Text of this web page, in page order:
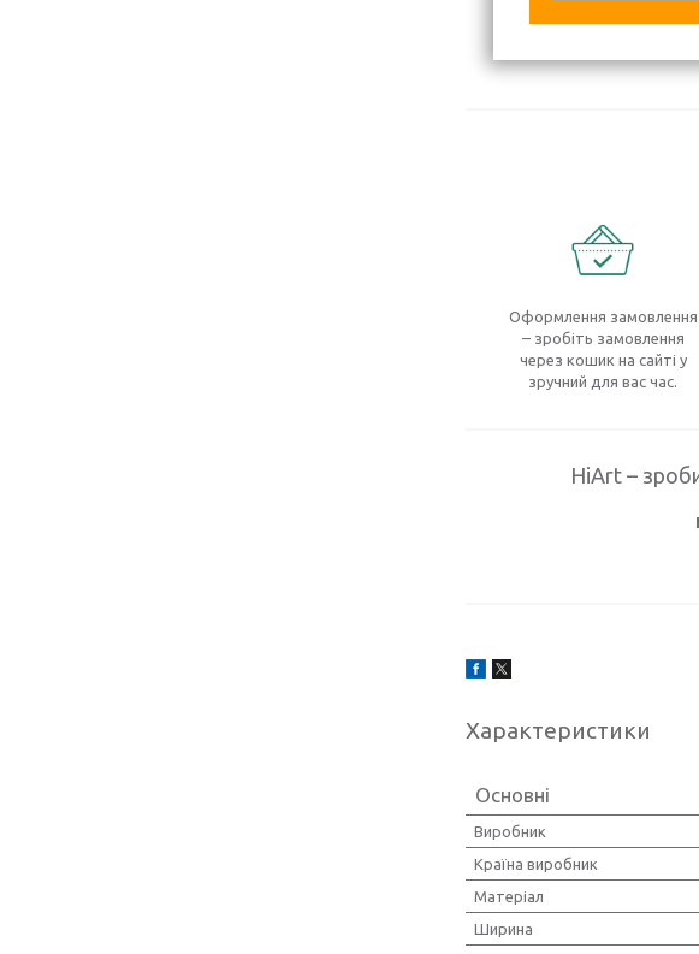
Оформлення замовлення
– зробіть замовлення
через кошик на сайті у
зручний для вас час.
HiArt –
Характеристики
Основні
Виробник
Країна виробник
Матеріал
Ширина